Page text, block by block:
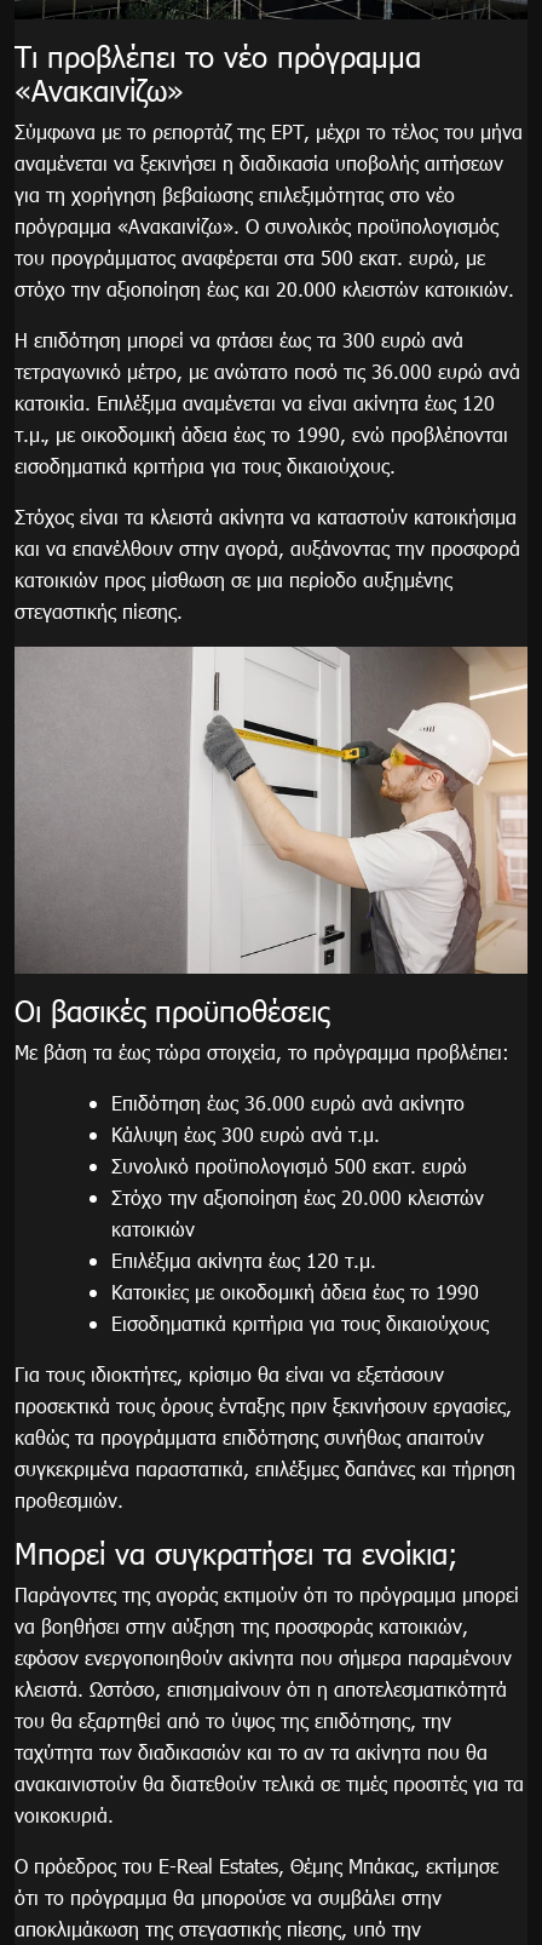
Τι προβλέπει το νέο πρόγραμμα
«Ανακαινίζω»
Σύμφωνα με το ρεπορτάζ της ΕΡΤ, μέχρι το τέλος του μήνα
αναμένεται να ξεκινήσει η διαδικασία υποβολής αιτήσεων
για τη χορήγηση βεβαίωσης επιλεξιμότητας στο νέο
πρόγραμμα «Ανακαινίζω». Ο συνολικός προϋπολογισμός
του προγράμματος αναφέρεται στα 500 εκατ. ευρώ, με
στόχο την αξιοποίηση έως και 20.000 κλειστών κατοικιών.
Η επιδότηση μπορεί να φτάσει έως τα 300 ευρώ ανά
τετραγωνικό μέτρο, με ανώτατο ποσό τις 36.000 ευρώ ανά
κατοικία. Επιλέξιμα αναμένεται να είναι ακίνητα έως 120
τ.μ., με οικοδομική άδεια έως το 1990, ενώ προβλέπονται
εισοδηματικά κριτήρια για τους δικαιούχους.
Στόχος είναι τα κλειστά ακίνητα να καταστούν κατοικήσιμα
και να επανέλθουν στην αγορά, αυξάνοντας την προσφορά
κατοικιών προς μίσθωση σε μια περίοδο αυξημένης
στεγαστικής πίεσης.
Οι βασικές προϋποθέσεις
Με βάση τα έως τώρα στοιχεία, το πρόγραμμα προβλέπει:
Επιδότηση έως 36.000 ευρώ ανά ακίνητο
Κάλυψη έως 300 ευρώ ανά τ.μ.
Συνολικό προϋπολογισμό 500 εκατ. ευρώ
Στόχο την αξιοποίηση έως 20.000 κλειστών
κατοικιών
Επιλέξιμα ακίνητα έως 120 τ.μ.
Κατοικίες με οικοδομική άδεια έως το 1990
Εισοδηματικά κριτήρια για τους δικαιούχους
Για τους ιδιοκτήτες, κρίσιμο θα είναι να εξετάσουν
προσεκτικά τους όρους ένταξης πριν ξεκινήσουν εργασίες,
καθώς τα προγράμματα επιδότησης συνήθως απαιτούν
συγκεκριμένα παραστατικά, επιλέξιμες δαπάνες και τήρηση
προθεσμιών.
Μπορεί να συγκρατήσει τα ενοίκια;
Παράγοντες της αγοράς εκτιμούν ότι το πρόγραμμα μπορεί
να βοηθήσει στην αύξηση της προσφοράς κατοικιών,
εφόσον ενεργοποιηθούν ακίνητα που σήμερα παραμένουν
κλειστά. Ωστόσο, επισημαίνουν ότι η αποτελεσματικότητά
του θα εξαρτηθεί από το ύψος της επιδότησης, την
ταχύτητα των διαδικασιών και το αν τα ακίνητα που θα
ανακαινιστούν θα διατεθούν τελικά σε τιμές προσιτές για τα
νοικοκυριά.
Ο πρόεδρος του E-Real Estates, Θέμης Μπάκας, εκτίμησε
ότι το πρόγραμμα θα μπορούσε να συμβάλει στην
αποκλιμάκωση της στεγαστικής πίεσης, υπό την